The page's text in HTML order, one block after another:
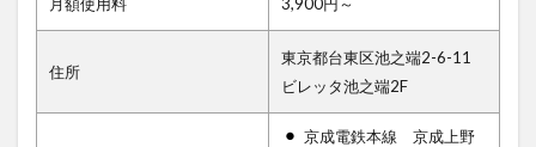
住所
東京都台東区池之端2-6-11
ビレッタ池之端2F
京成電鉄本線 京成上野